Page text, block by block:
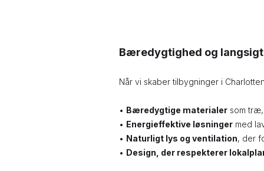
Bæredygtighed og
Når vi skaber tilbygninger i
• Bæredygtige materialer som
• Energieffektive løsninger med
• Naturligt lys og ventilation, der
• Design, der respekterer